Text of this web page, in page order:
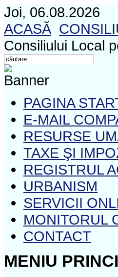
Joi, 06.08.2026
ACASĂ
Consiliului Local
PAGINA
E-MAIL
RESURSE
TAXE ŞI
REGISTRUL
URBANISM
SERVICII
MONITORUL
CONTACT
MENIU